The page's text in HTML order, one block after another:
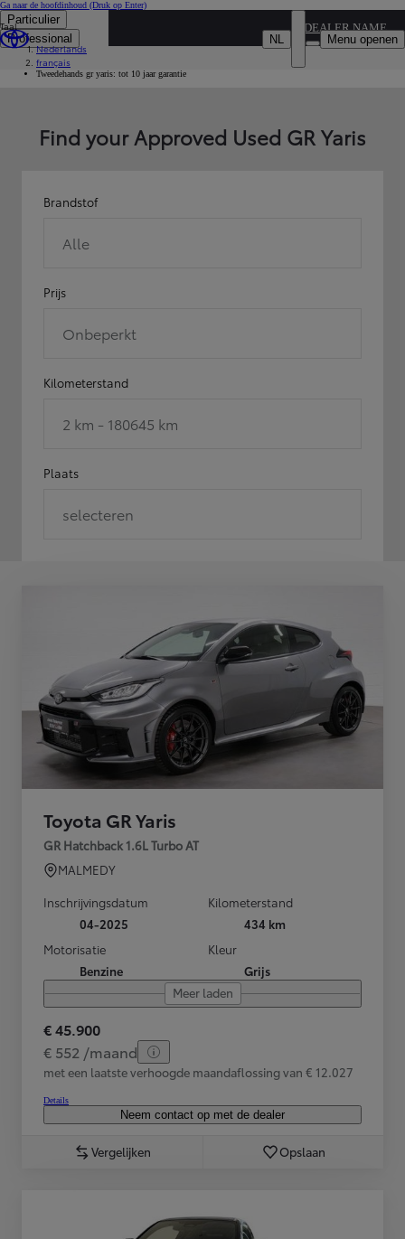
Ga naar de hoofdinhoud (Druk op Enter)
Particulier
Professional
DEALER NAME
NL
Taal
Nederlands
français
Menu openen
...
Occasies
Tweedehandswagens modelen van toyota zoeken
Tweedehands gr yaris: tot 10 jaar garantie
Find your Approved Used GR Yaris
Brandstof
Alle
Prijs
Onbeperkt
Kilometerstand
2 km - 180645 km
Plaats
selecteren
Toyota GR Yaris
GR Hatchback 1.6L Turbo AT
MALMEDY
Inschrijvingsdatum
04-2025
Kilometerstand
434 km
Motorisatie
Benzine
Kleur
Grijs
Meer laden
€ 45.900
€ 552 /maand
met een laatste verhoogde maandaflossing van € 12.027
Details
Neem contact op met de dealer
Vergelijken Opslaan